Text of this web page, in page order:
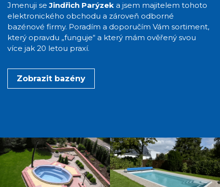
Jmenuji seJindřich Parýzek a jsem majitelem tohoto
elektronického obchodu a zároveň odborné
bazénové firmy. Poradím a doporučím Vám sortiment,
který opravdu „funguje“ a který mám ověřený svou
více jak 20 letou praxí.
Zobrazit bazény